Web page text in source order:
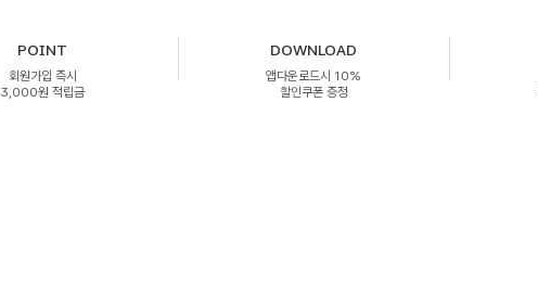
POINT
회원가입 즉시
3,000원 적립금
DOWNLOAD
앱다운로드시 10%
할인쿠폰 증정